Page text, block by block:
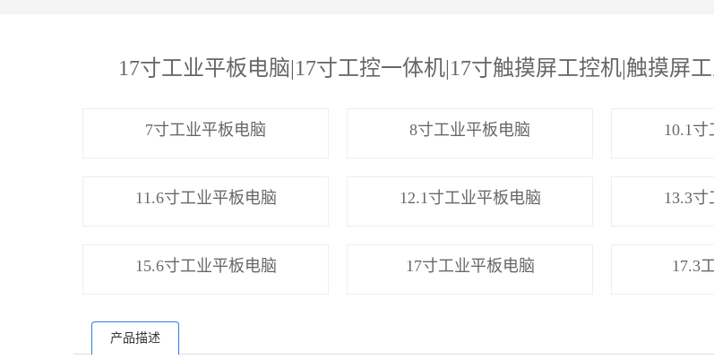
17寸工业平板电脑|17寸工控一体机|17寸触摸屏工控机|触摸屏
7寸工业平板电脑 8寸工业平板电脑 10.1
11.6寸工业平板电脑 12.1寸工业平板电脑 13.3
15.6寸工业平板电脑 17寸工业平板电脑 17.3
产品描述